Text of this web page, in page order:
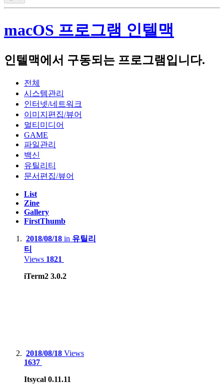
Firebat S1(Intel N100)
Notebook :
Acer Swift 14 AI 2024(Qualcomm SnapDragon X Plus X1P4200)
Apple Macbook Air 2022 (M2, A2681)
Lenovo LEGION 5 Pro 16ACH R7 STORM (AMD R7-5800H,
NVIDIA RTX3060 laptop)
Lenovo Thinkpad T420s(Intel i5-2540M)
Apple Macbook Air 2011 Mid( i5-2467M, A1370)
Server :
Dell PowerEdge R420(Intel XEON E5-2407)
Dell PowerEdge R710(Intel XEON E5620 x2, 32GB)
HP Proliant Microserver Gen8(Intel XEON E3-1230V2)
NAS :
Motorola Edge 20 pro
Apple iPhone 12
macOS 프로그램 인텔맥
인텔맥에서 구동되는 프로그램입니다.
전체
시스템관리
인터넷/네트워크
이미지편집/뷰어
멀티미디어
GAME
파일관리
백신
유틸리티
문서편집/뷰어
List
Zine
Gallery
FirstThumb
2018/08/18 in 유틸리
티
Views 1821
iTerm2 3.0.2
2018/08/18 Views
1637
Itsycal 0.11.11